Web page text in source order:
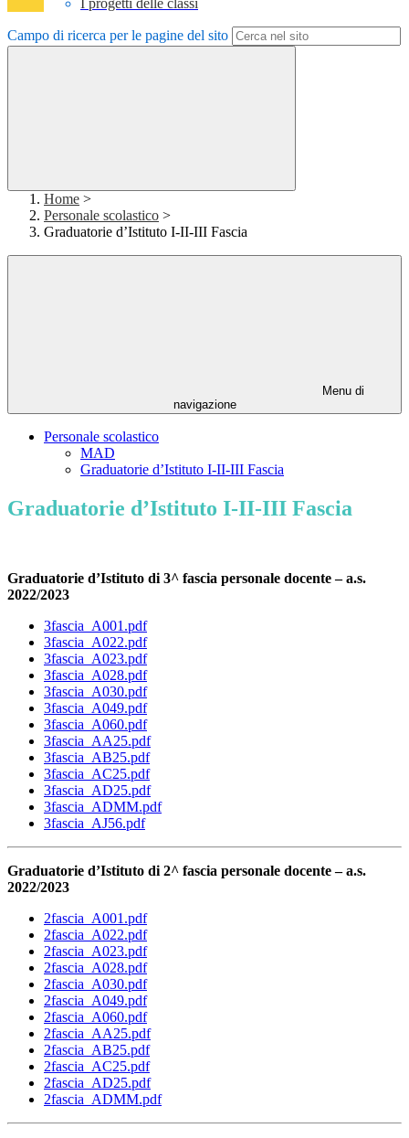
I progetti delle classi
Campo di ricerca per le pagine del sito
Home >
Personale scolastico >
Graduatorie d’Istituto I-II-III Fascia
Menu di
navigazione
Personale scolastico
MAD
Graduatorie d’Istituto I-II-III Fascia
Graduatorie d’Istituto I-II-III Fascia
Graduatorie d’Istituto di 3^ fascia personale docente – a.s.
2022/2023
3fascia_A001.pdf
3fascia_A022.pdf
3fascia_A023.pdf
3fascia_A028.pdf
3fascia_A030.pdf
3fascia_A049.pdf
3fascia_A060.pdf
3fascia_AA25.pdf
3fascia_AB25.pdf
3fascia_AC25.pdf
3fascia_AD25.pdf
3fascia_ADMM.pdf
3fascia_AJ56.pdf
Graduatorie d’Istituto di 2^ fascia personale docente – a.s.
2022/2023
2fascia_A001.pdf
2fascia_A022.pdf
2fascia_A023.pdf
2fascia_A028.pdf
2fascia_A030.pdf
2fascia_A049.pdf
2fascia_A060.pdf
2fascia_AA25.pdf
2fascia_AB25.pdf
2fascia_AC25.pdf
2fascia_AD25.pdf
2fascia_ADMM.pdf